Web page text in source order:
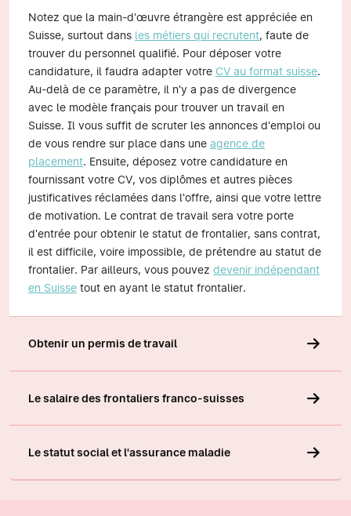
Notez que la main-d'œuvre étrangère est appréciée en
Suisse, surtout dans les métiers qui recrutent, faute de
trouver du personnel qualifié. Pour déposer votre
candidature, il faudra adapter votre CV au format suisse.
Au-delà de ce paramètre, il n'y a pas de divergence
avec le modèle français pour trouver un travail en
Suisse. Il vous suffit de scruter les annonces d'emploi ou
de vous rendre sur place dans une agence de
placement. Ensuite, déposez votre candidature en
fournissant votre CV, vos diplômes et autres pièces
justificatives réclamées dans l'offre, ainsi que votre lettre
de motivation. Le contrat de travail sera votre porte
d'entrée pour obtenir le statut de frontalier, sans contrat,
il est difficile, voire impossible, de prétendre au statut de
frontalier. Par ailleurs, vous pouvez devenir indépendant
en Suisse tout en ayant le statut frontalier.
Obtenir un permis de travail
Le salaire des frontaliers franco-suisses
Le statut social et l'assurance maladie